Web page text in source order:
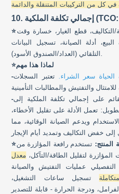
في كل من التركيبات المتنقلة والدائمة
⭐التكاليف، قطع الغيار، خسارة وقت
أدلة الصيانة، تسجيل البيانات
التلقائي (العداد/الصندوق الأسود).
⭐لماذا هذا مهم
الحياة سعر الشراء.تعتبر السجلات
على إجمالي تكلفة الملكية إلى
تعمل الأدلة على تقليل الأخطاء،
ويدعم الصيانة الوقائية، مما
⭐
المنتج: تستخدم رافعة المؤازرة من YZDITEC مع مسجل البيانات
المؤازرة لتقليل الطاقة/التآكل، معدل FEM/ISO (2 م/م5) للجولات
عمليات التفتيش والصيانة
تسجيل ساعات التشغيل،
ودرجة الحرارة - قابلة للتصدير